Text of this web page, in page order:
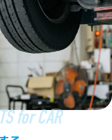
for CAR